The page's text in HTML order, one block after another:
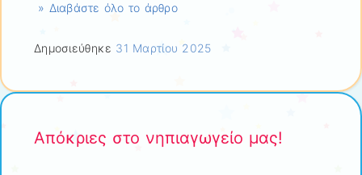
» Διαβάστε όλο το άρθρο
Δημοσιεύθηκε 31 Μαρτίου 2025
Απόκριες στο νηπιαγωγείο μας!